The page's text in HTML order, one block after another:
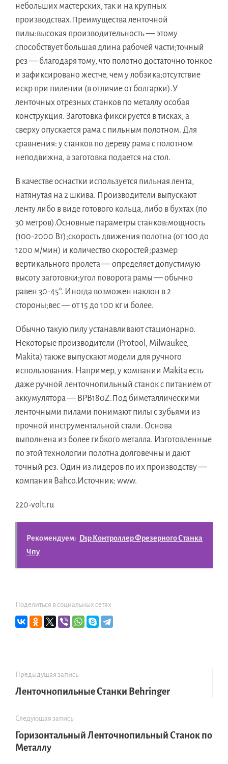
небольших мастерских, так и на крупных
производствах.Преимущества ленточной
пилы:высокая производительность — этому
способствует большая длина рабочей части;точный
рез — благодаря тому, что полотно достаточно тонкое
и зафиксировано жестче, чем у лобзика;отсутствие
искр при пилении (в отличие от болгарки).У
ленточных отрезных станков по металлу особая
конструкция. Заготовка фиксируется в тисках, а
сверху опускается рама с пильным полотном. Для
сравнения: у станков по дереву рама с полотном
неподвижна, а заготовка подается на стол.
В качестве оснастки используется пильная лента,
натянутая на 2 шкива. Производители выпускают
ленту либо в виде готового кольца, либо в бухтах (по
30 метров).Основные параметры станков:мощность
(100-2000 Вт);скорость движения полотна (от 100 до
1200 м/мин) и количество скоростей;размер
вертикального пролета — определяет допустимую
высоту заготовки;угол поворота рамы — обычно
равен 30-45°. Иногда возможен наклон в 2
стороны;вес — от 15 до 100 кг и более.
Обычно такую пилу устанавливают стационарно.
Некоторые производители (Protool, Milwaukee,
Makita) также выпускают модели для ручного
использования. Например, у компании Makita есть
даже ручной ленточнопильный станок с питанием от
аккумулятора — BPB180Z.Под биметаллическими
ленточными пилами понимают пилы с зубьями из
прочной инструментальной стали. Основа
выполнена из более гибкого металла. Изготовленные
по этой технологии полотна долговечны и дают
точный рез. Один из лидеров по их производству —
компания Bahco.Источник: www.
220-volt.ru
Рекомендуем:
Dsp Контроллер Фрезерного Станка
Чпу
Поделиться в социальных сетях
Предыдущая запись
Ленточнопильные Станки Behringer
Следующая запись
Горизонтальный Ленточнопильный Станок по
Металлу